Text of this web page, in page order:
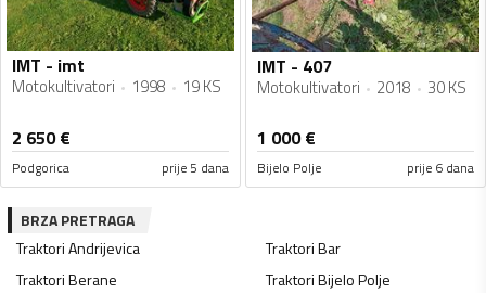
IMT - imt
Motokultivatori 1998 19 KS
2 650€
Podgorica prije 5 dana
IMT - 407
Motokultivatori 2018 30 KS
1 000€
Bijelo Polje prije 6 dana
BRZA PRETRAGA
TraktoriAndrijevica TraktoriBar
TraktoriBerane TraktoriBijelo Polje